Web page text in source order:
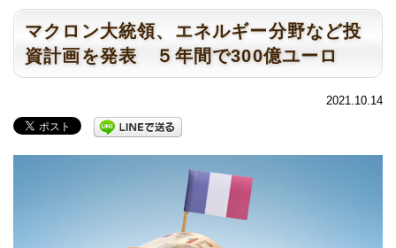
マクロン大統領、エネルギー分野など投
資計画を発表 ５年間で300億ユーロ
2021.10.14